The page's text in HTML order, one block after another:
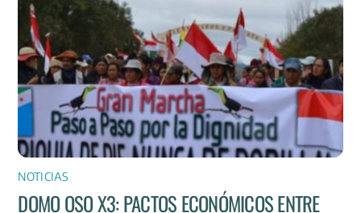
NOTICIAS
DOMO OSO X3: PACTOS ECONÓMICOS ENTRE